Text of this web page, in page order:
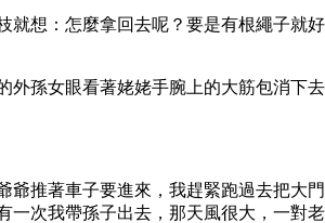
想：怎麼拿回去呢？要是有根繩子就
孫女眼看著姥姥手腕上的大筋包消下
推著車子要進來，我趕緊跑過去把大
次我帶孫子出去，那天風很大，一對